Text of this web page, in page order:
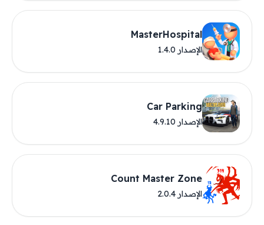
MasterHospital
الإصدار 1.4.0
Car Parking
الإصدار 4.9.10
Count Master Zone
الإصدار 2.0.4